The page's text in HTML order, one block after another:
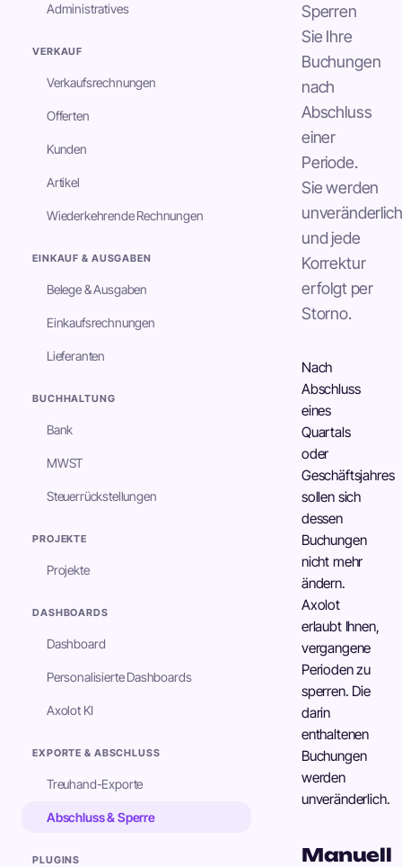
Administratives
VERKAUF
Verkaufsrechnungen
Offerten
Kunden
Artikel
Wiederkehrende Rechnungen
EINKAUF & AUSGABEN
Belege & Ausgaben
Einkaufsrechnungen
Lieferanten
BUCHHALTUNG
Bank
MWST
Steuerrückstellungen
PROJEKTE
Projekte
DASHBOARDS
Dashboard
Personalisierte Dashboards
Axolot KI
EXPORTE & ABSCHLUSS
Treuhand-Exporte
Abschluss & Sperre
PLUGINS
Sperren
Sie Ihre
Buchungen
nach
Abschluss
einer
Periode.
Sie werden
und jede
Korrektur
erfolgt per
Storno.
Nach
Abschluss
eines
Quartals
oder
Geschäftsjahres
sollen sich
dessen
Buchungen
nicht mehr
ändern.
Axolot
erlaubt Ihnen,
vergangene
Perioden zu
sperren. Die
darin
enthaltenen
Buchungen
werden
unveränderlich.
Manuell